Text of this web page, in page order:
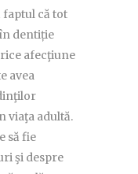
faptul că tot
dentiție
afecţiune
avea
viaţa adultă.
să fie
şi despre